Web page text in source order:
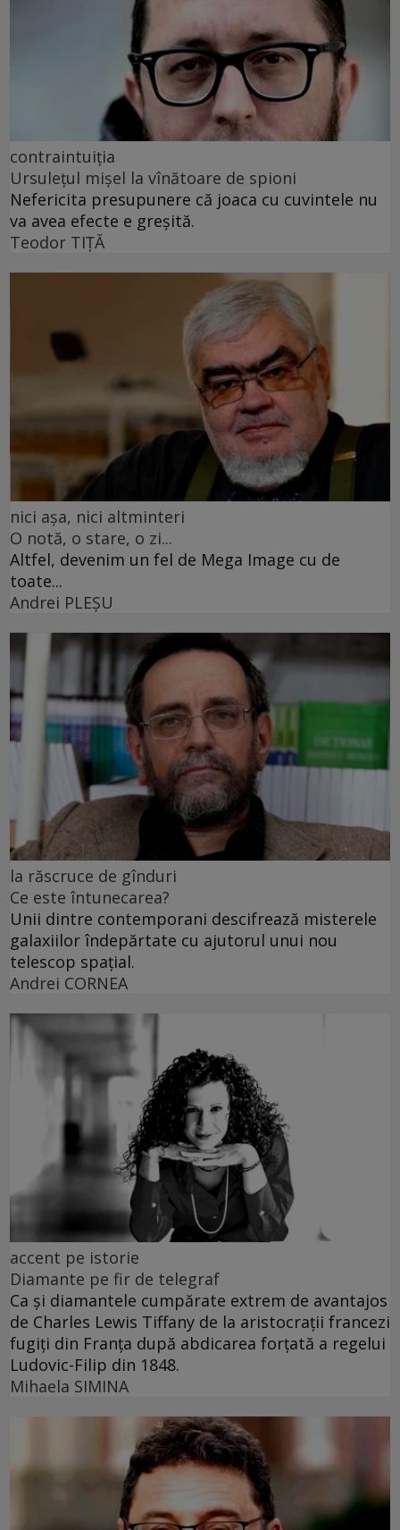
contraintuiția
Ursulețul mișel la vînătoare de spioni
Nefericita presupunere că joaca cu cuvintele nu
va avea efecte e greșită.
Teodor TIŢĂ
nici așa, nici altminteri
O notă, o stare, o zi...
Altfel, devenim un fel de Mega Image cu de
toate...
Andrei PLEŞU
la răscruce de gînduri
Ce este întunecarea?
Unii dintre contemporani descifrează misterele
galaxiilor îndepărtate cu ajutorul unui nou
telescop spațial.
Andrei CORNEA
accent pe istorie
Diamante pe fir de telegraf
Ca și diamantele cumpărate extrem de avantajos
de Charles Lewis Tiffany de la aristocrații francezi
fugiți din Franța după abdicarea forțată a regelui
Ludovic-Filip din 1848.
Mihaela SIMINA